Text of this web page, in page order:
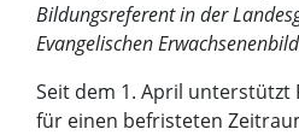
Bildungsreferent in der
Evangelischen
Seit dem 1. April unterstützt
für einen befristeten